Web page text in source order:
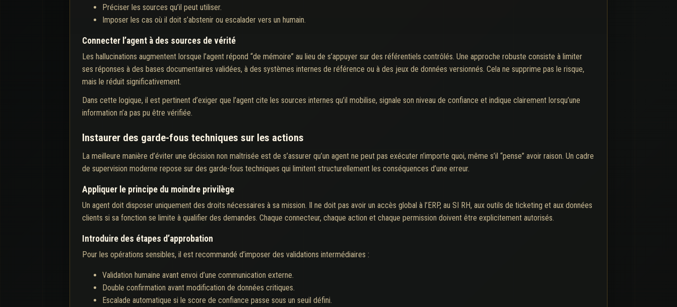
Préciser les sources qu’il peut utiliser.
Imposer les cas où il doit s’abstenir ou escalader vers un humain.
Connecter l’agent à des sources de vérité
Les hallucinations augmentent lorsque l’agent répond “de mémoire” au lieu de s’appuyer sur des référentiels contrôlés. Une approche robuste consiste à limiter
ses réponses à des bases documentaires validées, à des systèmes internes de référence ou à des jeux de données versionnés. Cela ne supprime pas le risque,
mais le réduit significativement.
Dans cette logique, il est pertinent d’exiger que l’agent cite les sources internes qu’il mobilise, signale son niveau de confiance et indique clairement lorsqu’une
information n’a pas pu être vérifiée.
Instaurer des garde-fous techniques sur les actions
La meilleure manière d’éviter une décision non maîtrisée est de s’assurer qu’un agent ne peut pas exécuter n’importe quoi, même s’il “pense” avoir raison. Un cadre
de supervision moderne repose sur des garde-fous techniques qui limitent structurellement les conséquences d’une erreur.
Appliquer le principe du moindre privilège
Un agent doit disposer uniquement des droits nécessaires à sa mission. Il ne doit pas avoir un accès global à l’ERP, au SI RH, aux outils de ticketing et aux données
clients si sa fonction se limite à qualifier des demandes. Chaque connecteur, chaque action et chaque permission doivent être explicitement autorisés.
Introduire des étapes d’approbation
Pour les opérations sensibles, il est recommandé d’imposer des validations intermédiaires :
Validation humaine avant envoi d’une communication externe.
Double confirmation avant modification de données critiques.
Escalade automatique si le score de confiance passe sous un seuil défini.